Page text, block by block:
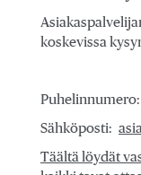
koskevissa
Puhelinnumero:
Sähköposti:
Täältä löydät